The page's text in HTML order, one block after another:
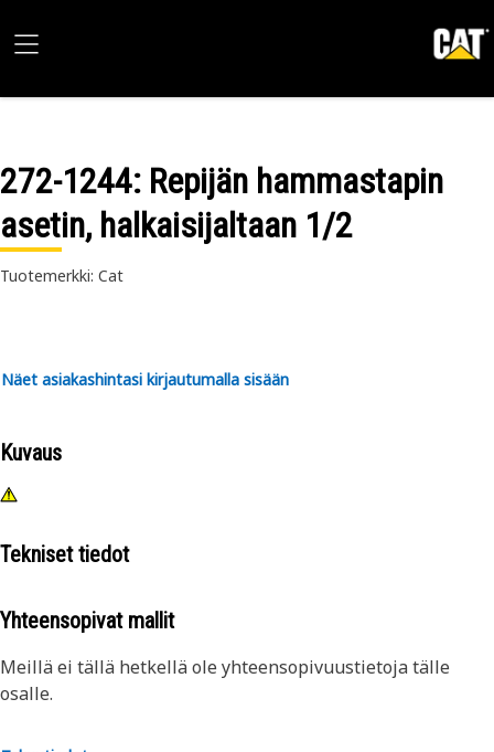
272-1244: Repijän hammastapin
asetin, halkaisijaltaan 1/2
Tuotemerkki: Cat
Näet asiakashintasi kirjautumalla sisään
Kuvaus
Tekniset tiedot
Yhteensopivat mallit
Meillä ei tällä hetkellä ole yhteensopivuustietoja tälle
osalle.